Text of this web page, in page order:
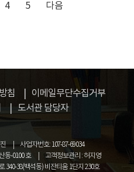
stability of polymer
ether sulfone)
1) cross-linked
using flexible
a cross-linker. 2) End
membranes
ene click reaction.
4 5 다음
침
이메일무단수집거부
도서관 담당자
사업자번호: 107-87-69034
동-0100 호
고객정보관리 : 허지영
340-38(백석동) 비잔티움 1단지 230호